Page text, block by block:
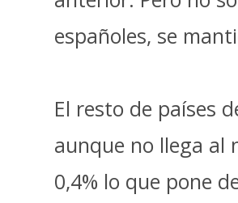
españoles, se
El resto de países
aunque no llega al
0,4% lo que pone